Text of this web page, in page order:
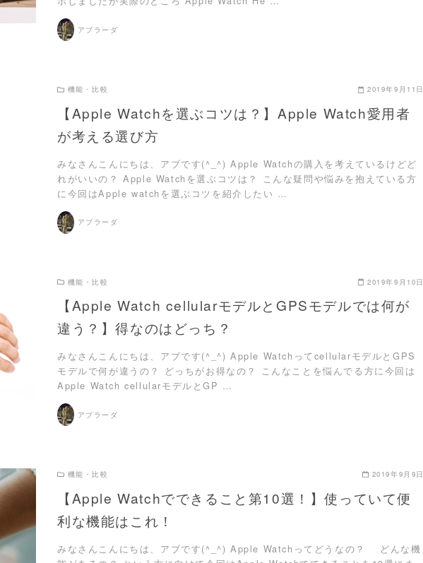
アブラーダ
機能・比較 2019年9月11日
【Apple Watchを選ぶコツは？】Apple Watch愛用者
が考える選び方
みなさんこんにちは、アブです(^_^) Apple Watchの購入を考えているけどど
れがいいの？ Apple Watchを選ぶコツは？ こんな疑問や悩みを抱えている方
に今回はApple watchを選ぶコツを紹介したい …
アブラーダ
機能・比較 2019年9月10日
【Apple Watch cellularモデルとGPSモデルでは何が
違う？】得なのはどっち？
みなさんこんにちは、アブです(^_^) Apple WatchってcellularモデルとGPS
モデルで何が違うの？ どっちがお得なの？ こんなことを悩んでる方に今回は
Apple Watch cellularモデルとGP …
アブラーダ
機能・比較 2019年9月9日
【Apple Watchでできること第10選！】使っていて便
利な機能はこれ！
みなさんこんにちは、アブです(^_^) Apple Watchってどうなの？ どんな機